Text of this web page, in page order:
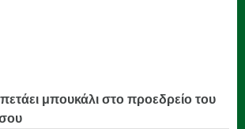
μπουκάλι στο προεδρείο του